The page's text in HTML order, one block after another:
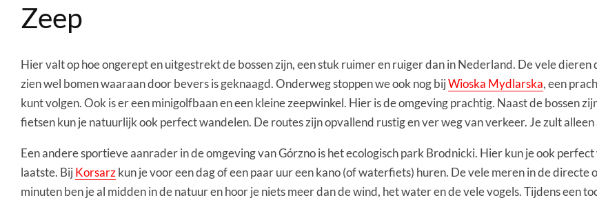
Zeep
Hier valt op hoe ongerept en uitgestrekt de bossen zijn, een stuk ruimer en ruiger dan in Nederland. De vele dieren
zien wel bomen waaraan door bevers is geknaagd. Onderweg stoppen we ook nog bijWioska Mydlarska, een
kunt volgen. Ook is er een minigolfbaan en een kleine zeepwinkel. Hier is de omgeving prachtig. Naast de bossen
fietsen kun je natuurlijk ook perfect wandelen. De routes zijn opvallend rustig en ver weg van verkeer. Je zult
Een andere sportieve aanrader in de omgeving van Górzno is het ecologisch park Brodnicki. Hier kun je ook
laatste. BijKorsarzkun je voor een dag of een paar uur een kano (of waterfiets) huren. De vele meren in de
minuten ben je al midden in de natuur en hoor je niets meer dan de wind, het water en de vele vogels. Tijdens een